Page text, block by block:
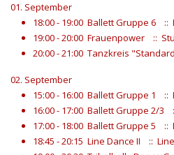
01. September
18:00 - 19:00 Ballett Gruppe 6
::
19:00 - 20:00 Frauenpower
::
20:00 - 21:00 Tanzkreis
02. September
15:00 - 16:00 Ballett Gruppe 1
::
16:00 - 17:00 Ballett Gruppe 2/3
17:00 - 18:00 Ballett Gruppe 5
::
18:45 - 20:15 Line Dance II
::